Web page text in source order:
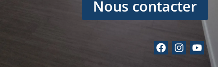
Nous contacter